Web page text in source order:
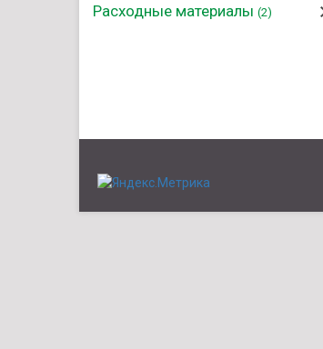
Расходные материалы (2)